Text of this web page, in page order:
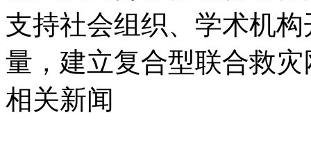
支持社会组织、学术机
量，建立复合型联合救
相关新闻